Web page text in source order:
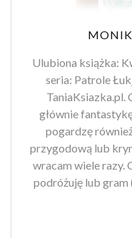
Ulubiona książka:
seria: Patrole
TaniaKsiazka.pl.
głównie
pogardzę
przygodową lub
wracam wiele razy.
podróżuję lub